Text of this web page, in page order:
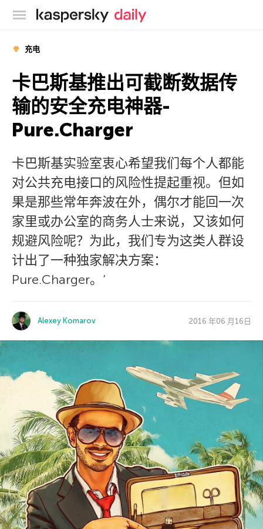
卡巴斯基官方博客
充电
卡巴斯基推出可截断数据传
输的安全充电神器-
Pure.Charger
卡巴斯基实验室衷心希望我们每个人都能
对公共充电接口的风险性提起重视。但如
果是那些常年奔波在外，偶尔才能回一次
家里或办公室的商务人士来说，又该如何
规避风险呢？为此，我们专为这类人群设
计出了一种独家解决方案：
Pure.Charger。’
Alexey Komarov 2016 年06 月16日